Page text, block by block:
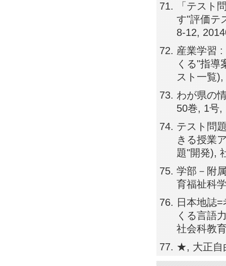
「テスト
す"評価テ
8-12,
産業学習
くる"指
スト一覧
わが県の
50巻, 1号,
テスト問
きる授業
題"開発),
学部－附
育福祉科
日本地誌
くる言語
社会科教
★, 大正自